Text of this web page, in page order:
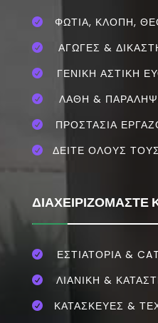
 ΦΩΤΙΑ, ΚΛΟΠΗ,
 ΑΓΩΓΕΣ &
 ΓΕΝΙΚΗ ΑΣΤΙΚΗ
 ΛΑΘΗ &
 ΠΡΟΣΤΑΣΙΑ
 ΔΕΙΤΕ ΟΛΟΥΣ
ΔΙΑΧΕΙΡΙΖΟΜΑΣΤΕ
 ΕΣΤΙΑΤΌΡΙΑ &
 ΛΙΑΝΙΚΗ &
 ΚΑΤΑΣΚΕΥΕΣ &